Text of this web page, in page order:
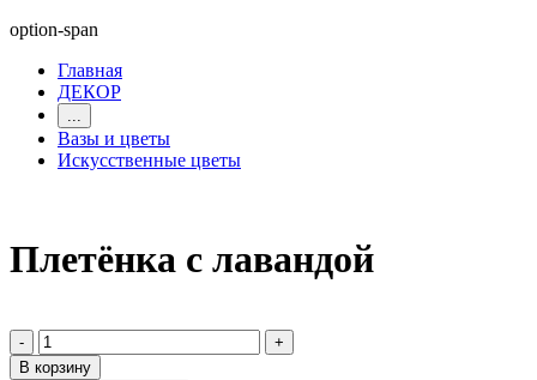
option-span
Главная
ДЕКОР
...
Вазы и цветы
Искусственные цветы
Плетёнка с лавандой
-
+
В корзину